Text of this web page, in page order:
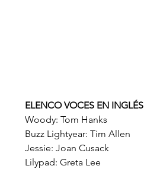
ELENCO VOCES EN INGLÉS
Woody: Tom Hanks
Buzz Lightyear: Tim Allen
Jessie: Joan Cusack
Lilypad: Greta Lee